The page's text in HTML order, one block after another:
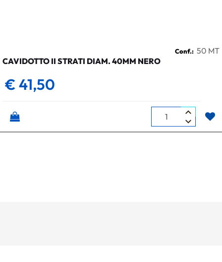
Conf.: 50 MT
CAVIDOTTO II STRATI DIAM. 40MM NERO
€ 41,50
Quantità